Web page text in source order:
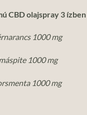
CBD olajspray 3
1000 mg
1000 mg
1000 mg